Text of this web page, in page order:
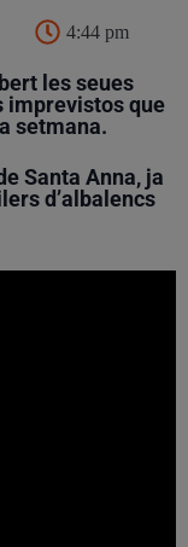
4:44 pm
les seues
imprevistos que
setmana.
Santa Anna, ja
d’albalencs